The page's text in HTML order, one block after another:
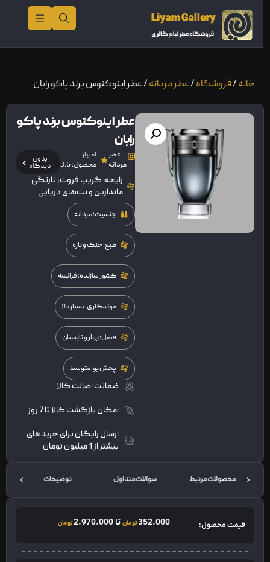
خانه/فروشگاه/عطر مردانه/ عطر اینوکتوس برند پاکو رابان
عطر اینوکتوس برند پاکو
رابان
عطر
مردانه
امتیاز
محصول: 3.6
بدون
دیدگاه
رایحه: گریپ فروت، نارنگی
ماندارین و نت‌های دریایی
جنسیت: مردانه
طبع: خنک و تازه
کشور سازنده: فرانسه
موندگاری: بسیار بالا
فصل: بهار و تابستان
پخش بو: متوسط
ضمانت اصالت کالا
امکان بازگشت کالا تا 7 روز
ارسال رایگان برای خریدهای
بیشتر از 1 میلیون تومان
محصولات مرتبط سوالات متداول توضیحات
قیمت محصول: 352.000تومانتا2.970.000تومان